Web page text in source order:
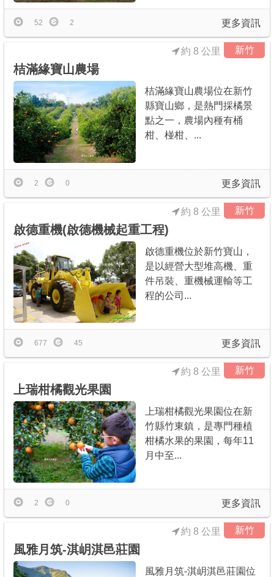
更多資訊
52 2
新竹
桔滿緣寶山農場
約 8 公里
桔滿緣寶山農場位在新竹
縣寶山鄉，是熱門採橘景
點之一，農場內種有桶
柑、椪柑、...
更多資訊
2 0
新竹
啟德重機(啟德機械起重工程)
約 8 公里
啟德重機位於新竹寶山，
是以經營大型堆高機、重
件吊裝、重機械運輸等工
程的公司...
更多資訊
677 45
新竹
上瑞柑橘觀光果園
約 8 公里
上瑞柑橘觀光果園位在新
竹縣竹東鎮，是專門種植
柑橘水果的果園，每年11
月中至...
更多資訊
2 0
新竹
風雅月筑-淇岄淇邑莊園
約 8 公里
風雅月筑-淇岄淇邑莊園位